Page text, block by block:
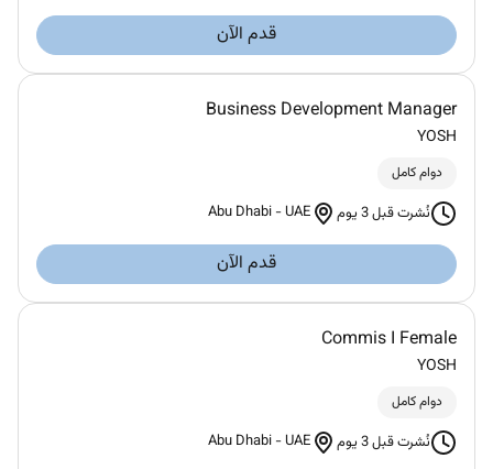
قدم الآن
Business Development Manager
YOSH
دوام كامل
نُشرت قبل 3 يوم Abu Dhabi -UAE
قدم الآن
Commis I Female
YOSH
دوام كامل
نُشرت قبل 3 يوم Abu Dhabi -UAE